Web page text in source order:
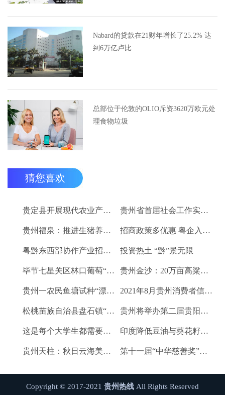
Nabard的贷款在21财年增长了25.2% 达
到6万亿卢比
总部位于伦敦的OLIO斥资3620万欧元处
理食物垃圾
猜您喜欢
贵定县开展现代农业产业“稻+N”田间示范技术培训 贵州省首届社会工作实务技能大赛启动
贵州福泉：推进生猪养殖现代化 开创产业发展新格局 招商政策多优惠 粤企入黔得实惠
粤黔东西部协作产业招商对接会将于9月8日举行 投资热土 “黔”景无限
毕节七星关区林口葡萄“卖”进羊城 贵州金沙：20万亩高粱、2.67万亩烤烟喜获丰收
贵州一农民鱼塘试种“漂浮水稻”获成功 亩产千斤稻谷 2021年8月贵州消费者信心及健康指数创下新高
松桃苗族自治县盘石镇“三驾马车”拉出人民群众平安幸福生活 贵州将举办第二届贵阳工业博览会
这是每个大学生都需要的1个金融工具 印度降低豆油与葵花籽油进口税以平息价格
贵州天柱：秋日云海美如画 第十一届“中华慈善奖”揭晓 贵州2企业1项目1人获奖
Copyright © 2017-2021 贵州热线 All Rights Reserved